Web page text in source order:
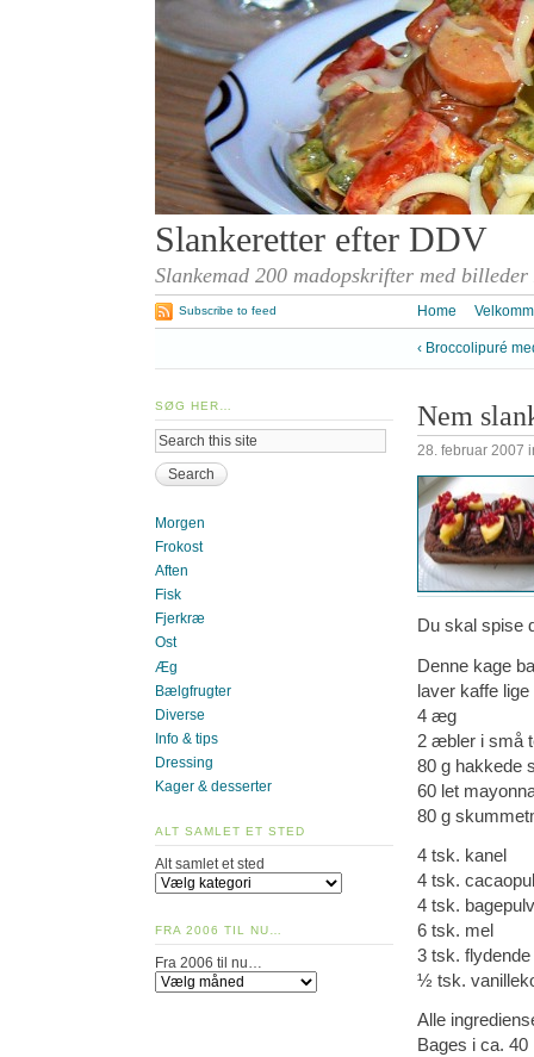
Slankeretter efter DDV
Slankemad 200 madopskrifter med
Home
Subscribe to feed
‹ Broccolipuré
Nem
28. februar 2007
Du skal spise
Denne kage
laver kaffe
4 æg
2 æbler i små
80 g hakkede
60 let
80 g
4 tsk. kanel
4 tsk.
4 tsk.
6 tsk. mel
3 tsk.
½ tsk.
Alle
Bages i ca. 40
SØG HER…
Morgen
Frokost
Aften
Fisk
Fjerkræ
Ost
Æg
Bælgfrugter
Diverse
Info & tips
Dressing
Kager & desserter
ALT SAMLET ET STED
Alt samlet et sted
FRA 2006 TIL NU…
Fra 2006 til nu…